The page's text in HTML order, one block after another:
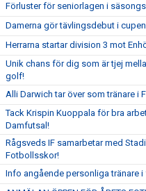
Förluster för seniorlagen i
Damerna gör tävlingsdebut i
Herrarna startar division 3 mot
Unik chans för dig som är tjej
golf!
Alli Darwich tar över som tränare i
Tack Krispin Kuoppala för bra
Damfutsal!
Rågsveds IF samarbetar med
Fotbollsskor!
Info angående personliga tränare i